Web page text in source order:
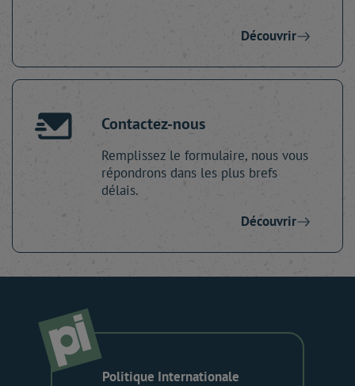
Découvrir
Contactez-nous
Remplissez le formulaire, nous vous
répondrons dans les plus brefs
délais.
Découvrir
Politique Internationale